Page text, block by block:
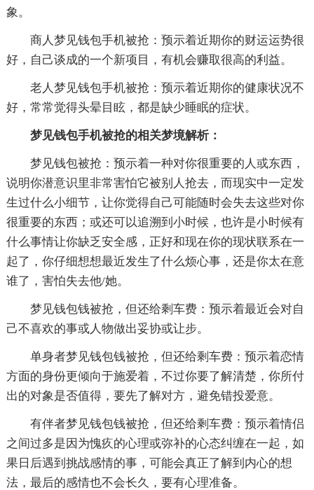
象。
商人梦见钱包手机被抢：预示着近期你的财运运势很
好，自己谈成的一个新项目，有机会赚取很高的利益。
老人梦见钱包手机被抢：预示着近期你的健康状况不
好，常常觉得头晕目眩，都是缺少睡眠的症状。
梦见钱包手机被抢的相关梦境解析：
梦见钱包被抢：预示着一种对你很重要的人或东西，
说明你潜意识里非常害怕它被别人抢去，而现实中一定发
生过什么小细节，让你觉得自己可能随时会失去这些对你
很重要的东西；或还可以追溯到小时候，也许是小时候有
什么事情让你缺乏安全感，正好和现在你的现状联系在一
起了，你仔细想想最近发生了什么烦心事，还是你太在意
谁了，害怕失去他/她。
梦见钱包钱被抢，但还给剩车费：预示着最近会对自
己不喜欢的事或人物做出妥协或让步。
单身者梦见钱包钱被抢，但还给剩车费：预示着恋情
方面的身份更倾向于施爱着，不过你要了解清楚，你所付
出的对象是否值得，要先了解对方，避免错投爱意。
有伴者梦见钱包钱被抢，但还给剩车费：预示着情侣
之间过多是因为愧疚的心理或弥补的心态纠缠在一起，如
果日后遇到挑战感情的事，可能会真正了解到内心的想
法，最后的感情也不会长久，要有心理准备。